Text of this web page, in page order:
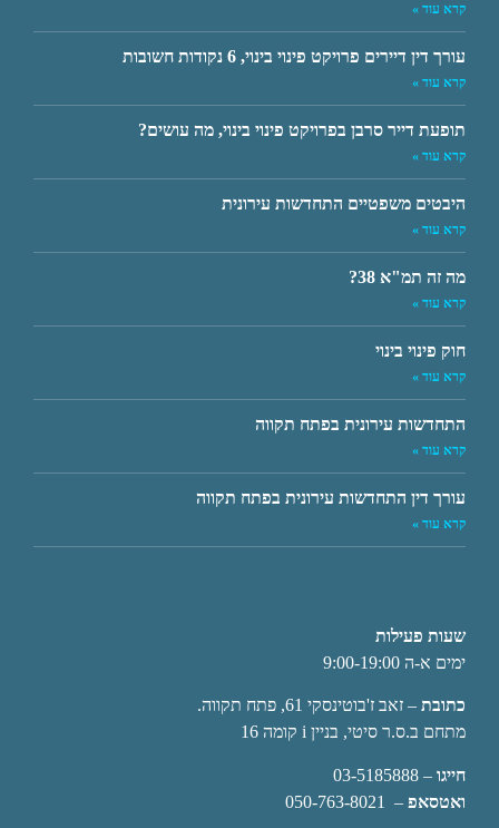
קרא עוד »
עורך דין דיירים פרויקט פינוי בינוי, 6 נקודות חשובות
קרא עוד »
תופעת דייר סרבן בפרויקט פינוי בינוי, מה עושים?
קרא עוד »
היבטים משפטיים התחדשות עירונית
קרא עוד »
מה זה תמ"א 38?
קרא עוד »
חוק פינוי בינוי
קרא עוד »
התחדשות עירונית בפתח תקווה
קרא עוד »
עורך דין התחדשות עירונית בפתח תקווה
קרא עוד »
שעות פעילות
ימים א-ה 9:00-19:00
כתובת – זאב ז'בוטינסקי 61, פתח תקווה.
מתחם ב.ס.ר סיטי, בניין i קומה 16
חייגו –
03-5185888
ואטסאפ –
050-763-8021